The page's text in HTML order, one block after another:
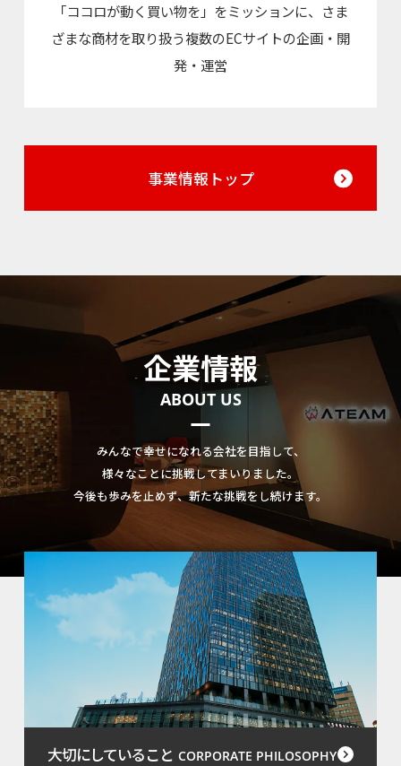
「ココロが動く買い物を」をミッションに、さま
ざまな商材を取り扱う複数のECサイトの企画・開
発・運営
事業情報トップ
企業情報
ABOUT US
みんなで幸せになれる会社を目指して、
様々なことに挑戦してまいりました。
今後も歩みを止めず、新たな挑戦をし続けます。
大切にしていること CORPORATE PHILOSOPHY